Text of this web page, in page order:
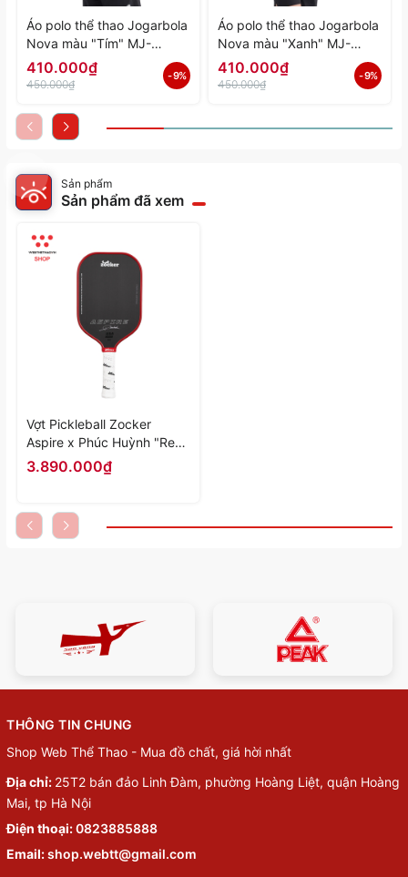
Áo polo thể thao Jogarbola
Nova màu "Tím" MJ-
A4197-04 - Hàng Chính
Hãng
410.000₫
450.000₫
- 9%
Áo polo thể thao Jogarbola
Nova màu "Xanh" MJ-
A4197-03 - Hàng Chính
Hãng
410.000₫
450.000₫
- 9%
Sản phẩm
Sản phẩm đã xem
Vợt Pickleball Zocker
Aspire x Phúc Huỳnh "Red"
ZAxPH-01 - Hàng Chính
3.890.000₫
THÔNG TIN CHUNG
Shop Web Thể Thao - Mua đồ chất, giá hời nhất
Địa chỉ: 25T2 bán đảo Linh Đàm, phường Hoàng Liệt, quận Hoàng
Mai, tp Hà Nội
Điện thoại:0823885888
Email:shop.webtt@gmail.com